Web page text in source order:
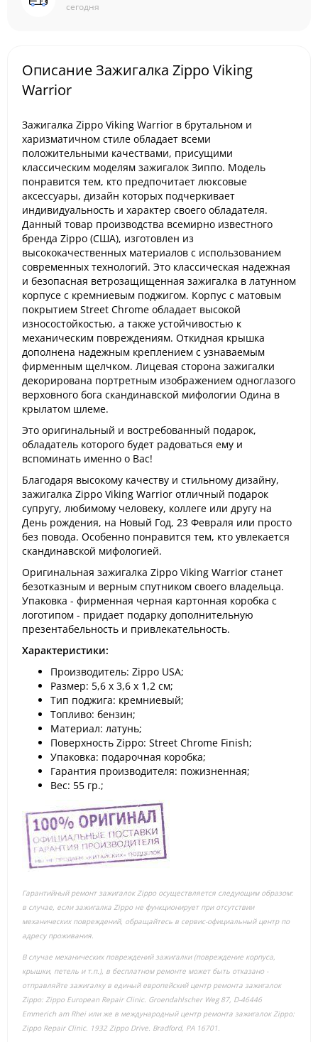
сегодня
Описание Зажигалка Zippo Viking
Warrior
Зажигалка Zippo Viking Warrior в брутальном и
харизматичном стиле обладает всеми
положительными качествами, присущими
классическим моделям зажигалок Зиппо. Модель
понравится тем, кто предпочитает люксовые
аксессуары, дизайн которых подчеркивает
индивидуальность и характер своего обладателя.
Данный товар производства всемирно известного
бренда Zippo (США), изготовлен из
высококачественных материалов с использованием
современных технологий. Это классическая надежная
и безопасная ветрозащищенная зажигалка в латунном
корпусе с кремниевым поджигом. Корпус с матовым
покрытием Street Chrome обладает высокой
износостойкостью, а также устойчивостью к
механическим повреждениям. Откидная крышка
дополнена надежным креплением с узнаваемым
фирменным щелчком. Лицевая сторона зажигалки
декорирована портретным изображением одноглазого
верховного бога скандинавской мифологии Одина в
крылатом шлеме.
Это оригинальный и востребованный подарок,
обладатель которого будет радоваться ему и
вспоминать именно о Вас!
Благодаря высокому качеству и стильному дизайну,
зажигалка Zippo Viking Warrior отличный подарок
супругу, любимому человеку, коллеге или другу на
День рождения, на Новый Год, 23 Февраля или просто
без повода. Особенно понравится тем, кто увлекается
скандинавской мифологией.
Оригинальная зажигалка Zippo Viking Warrior станет
безотказным и верным спутником своего владельца.
Упаковка - фирменная черная картонная коробка с
логотипом - придает подарку дополнительную
презентабельность и привлекательность.
Характеристики:
Производитель: Zippo USA;
Размер: 5,6 х 3,6 х 1,2 см;
Тип поджига: кремниевый;
Топливо: бензин;
Материал: латунь;
Поверхность Zippo: Street Chrome Finish;
Упаковка: подарочная коробка;
Гарантия производителя: пожизненная;
Вес: 55 гр.;
Гарантийный ремонт зажигалок Zippo осуществляется следующим образом:
в случае, если зажигалка Zippo не функционирует при отсутствии
механических повреждений, обращайтесь в сервис-официальный центр по
адресу проживания.
В случае механических повреждений зажигалки (повреждение корпуса,
крышки, петель и т.п.), в бесплатном ремонте может быть отказано -
отправляйте зажигалку в единый европейский центр ремонта зажигалок
Zippo: Zippo European Repair Clinic. Groendahlscher Weg 87, D-46446
Emmerich am Rhei или же в международный центр ремонта зажигалок Zippo:
Zippo Repair Clinic. 1932 Zippo Drive. Bradford, PA 16701.